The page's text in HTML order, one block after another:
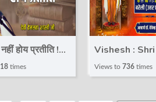
नहीं होय प्रतीति !
! Devi
times
Vishesh :
Katha | श्री राम
Views to 736times